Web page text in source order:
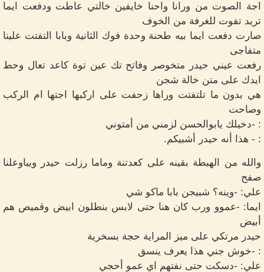
اجة الصوت من ورانا واحنا خايفين خالتي عاطت ودفعت ايما
تريد تفوت للغرفة من الخوف
صارت دفعت ايما بيه طحنة وحدة فوك الثانية وبابا التفتت علينا
متفاجى
رفعت عيني حيدر متخوصر وفاتح تك عين توة كاعد تعال وحط
ايدك على متن خالة شجن
هي بدون ما تلتفتت وراها زحفت على اركبها اجتها ام الركب
وصاحت
: -دخيلك يابوالحسن لزمني من أمتوني
: - هذا أنه حيدر أشبيكم.
والله من الهبطة بقينه على كعدتنة وماما رزلت حيدر ويباوعلنا
صفح
علي: -وينه؟ شبيجن بابا ماكو شي
ايما: -عموو ورب كان هنا حتى لابس بنطلون ابيض وقميص هم
أبيض
حيدر مرتكي على ميز المراية حجة بسخرية
: -خوش جني هذا يعرف ينسق
علي: -دسكت حتى نفتهم اي عمو أحجي